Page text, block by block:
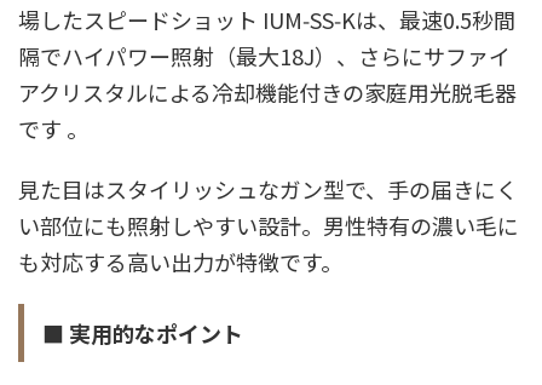
場したスピードショット IUM‑SS‑Kは、最速0.5秒間
隔でハイパワー照射（最大18J）、さらにサファイ
アクリスタルによる冷却機能付きの家庭用光脱毛器
です 。
見た目はスタイリッシュなガン型で、手の届きにく
い部位にも照射しやすい設計。男性特有の濃い毛に
も対応する高い出力が特徴です。
■ 実用的なポイント